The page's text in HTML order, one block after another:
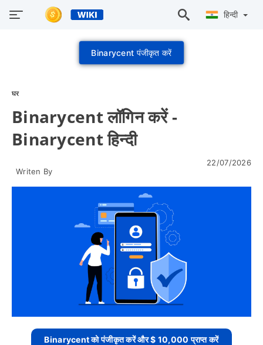
हिन्दी
Binarycent पंजीकृत करें
घर
Binarycent लॉगिन करें -
Binarycent हिन्दी
Writen By
22/07/2026
Binarycent को पंजीकृत करें और $ 10,000 प्राप्त करें